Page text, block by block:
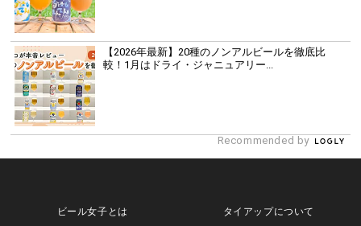
【2026年最新】20種のノンアルビールを徹底比
較！1月はドライ・ジャニュアリー...
Recommended by
ビール女子とは タイアップについて